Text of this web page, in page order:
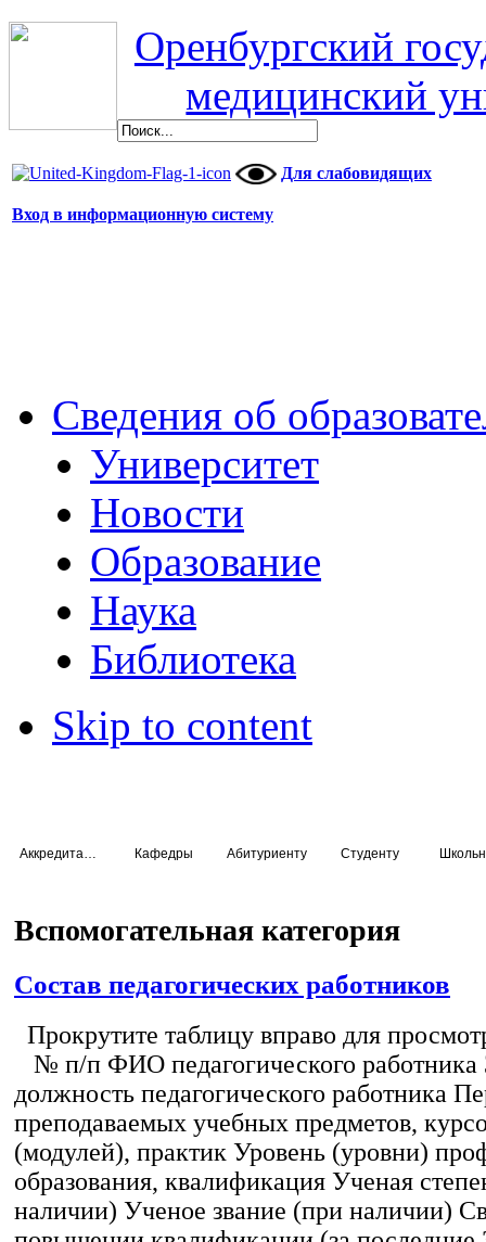
Оренбургский
медицинский
Для слабовидящих
Вход в информационную систему
Сведения об
Университет
Новости
Образование
Наука
Библиотека
Skip to content
Кафедры Абитуриенту Студенту
Вспомогательная категория
Состав педагогических работников
Прокрутите таблицу вправо для
№ п/п ФИО педагогического работника
должность педагогического работника
преподаваемых учебных предметов,
(модулей), практик Уровень (уровни)
образования, квалификация Ученая
наличии) Ученое звание (при наличии)